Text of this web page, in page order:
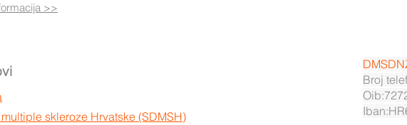
>>
skleroze Hrvatske (SDMSH)
Broj